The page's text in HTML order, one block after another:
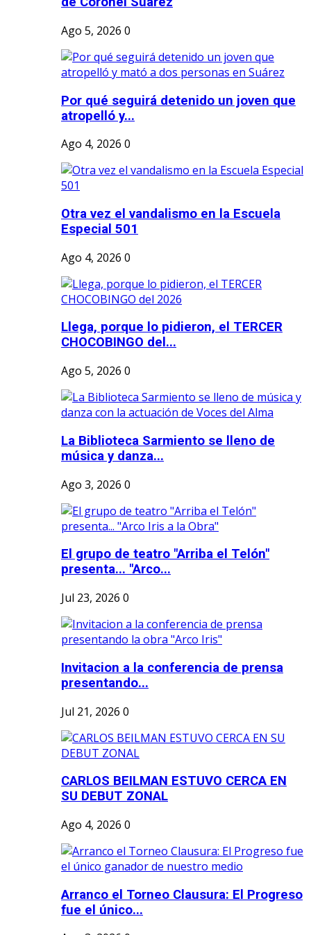
Ago 5, 2026 0
Por qué seguirá detenido un joven que
atropelló y...
Ago 4, 2026 0
Otra vez el vandalismo en la Escuela
Especial 501
Ago 4, 2026 0
Llega, porque lo pidieron, el TERCER
CHOCOBINGO del...
Ago 5, 2026 0
La Biblioteca Sarmiento se lleno de
música y danza...
Ago 3, 2026 0
El grupo de teatro "Arriba el Telón"
presenta... "Arco...
Jul 23, 2026 0
Invitacion a la conferencia de prensa
presentando...
Jul 21, 2026 0
CARLOS BEILMAN ESTUVO CERCA EN
SU DEBUT ZONAL
Ago 4, 2026 0
Arranco el Torneo Clausura: El Progreso
fue el único...